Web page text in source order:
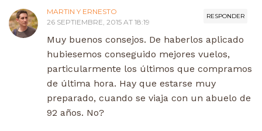
RESPONDER
MARTIN Y ERNESTO
26 SEPTIEMBRE, 2015 AT 18:19
Muy buenos consejos. De haberlos aplicado
hubiesemos conseguido mejores vuelos,
particularmente los últimos que compramos
de última hora. Hay que estarse muy
preparado, cuando se viaja con un abuelo de
92 años. No?